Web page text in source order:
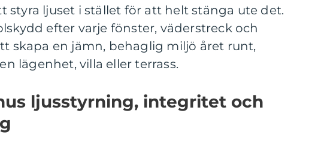
styra ljuset i stället för att helt stänga ute det.
efter varje fönster, väderstreck och
skapa en jämn, behaglig miljö året runt,
lägenhet, villa eller terrass.
ljusstyrning, integritet och